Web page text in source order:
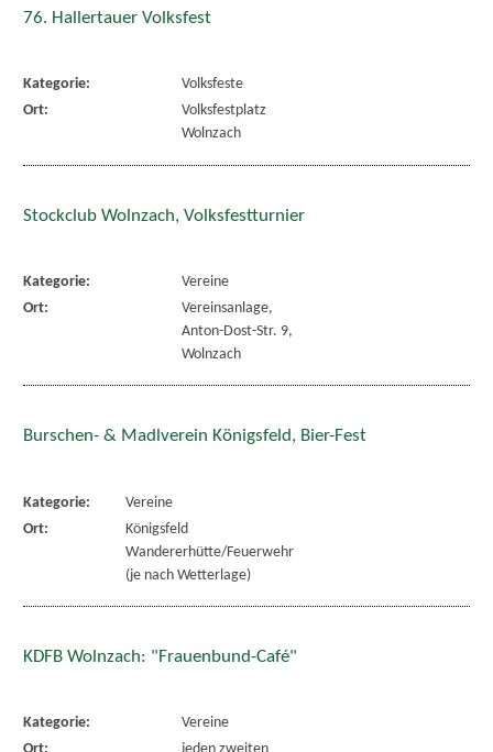
76. Hallertauer Volksfest
Kategorie:
Volksfeste
Ort:
Volksfestplatz
Wolnzach
Stockclub Wolnzach, Volksfestturnier
Kategorie:
Vereine
Ort:
Vereinsanlage,
Anton-Dost-Str. 9,
Wolnzach
Burschen- & Madlverein Königsfeld, Bier-Fest
Kategorie:
Vereine
Ort:
Königsfeld
Wandererhütte/Feuerwehr
(je nach Wetterlage)
KDFB Wolnzach: "Frauenbund-Café"
Kategorie:
Vereine